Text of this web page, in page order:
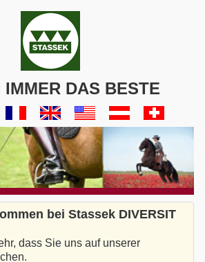
IMMER DAS BESTE
bei Stassek DIVERSIT
dass Sie uns auf unserer